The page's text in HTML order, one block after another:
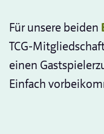
Für unsere beiden
TCG-
einen
Einfach